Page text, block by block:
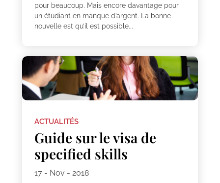
pour beaucoup. Mais encore davantage pour
un étudiant en manque d’argent. La bonne
nouvelle est qu’il est possible...
ACTUALITÉS
Guide sur le visa de
specified skills
17 - Nov - 2018